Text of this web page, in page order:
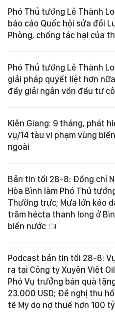
Phó Thủ tướng Lê Thành
báo cáo Quốc hội sửa đổi
Phòng, chống tác hại của
Phó Thủ tướng Lê Thành
giải pháp quyết liệt hơn
đẩy giải ngân vốn đầu tư
Kiên Giang: 9 tháng, phát
vụ/14 tàu vi phạm vùng
ngoài
Bản tin tối 28-8: Đồng chí
Hòa Bình làm Phó Thủ
Thường trực; Mưa lớn kéo
trăm hécta thanh long ở
biển nước
Podcast bản tin tối 28-8:
ra tại Công ty Xuyên Việt
Phó Vụ trưởng bán quà
23.000 USD; Đề nghị thu
tế Mỹ do nợ thuế hơn 100